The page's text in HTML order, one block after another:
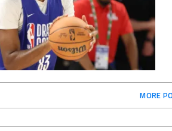
MORE